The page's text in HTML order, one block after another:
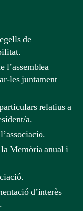
de
l’assemblea
les juntament
relatius a
a.
Memòria anual i
d’interès